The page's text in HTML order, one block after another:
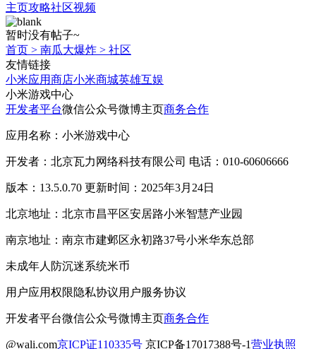
主页攻略社区视频
暂时没有帖子~
首页 > 南瓜大爆炸 > 社区
友情链接
小米应用商店小米商城英雄互娱
小米游戏中心
开发者平台微信公众号微博主页商务合作
应用名称：小米游戏中心
开发者：北京瓦力网络科技有限公司 电话：010-60606666
版本：13.5.0.70 更新时间：2025年3月24日
北京地址：北京市昌平区安居路小米智慧产业园
南京地址：南京市建邺区永初路37号小米华东总部
未成年人防沉迷系统米币
用户应用权限隐私协议用户服务协议
开发者平台微信公众号微博主页商务合作
@wali.com京ICP证110335号 京ICP备17017388号-1营业执照